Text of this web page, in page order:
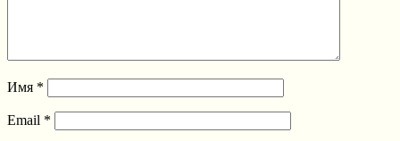
Имя *
Email *